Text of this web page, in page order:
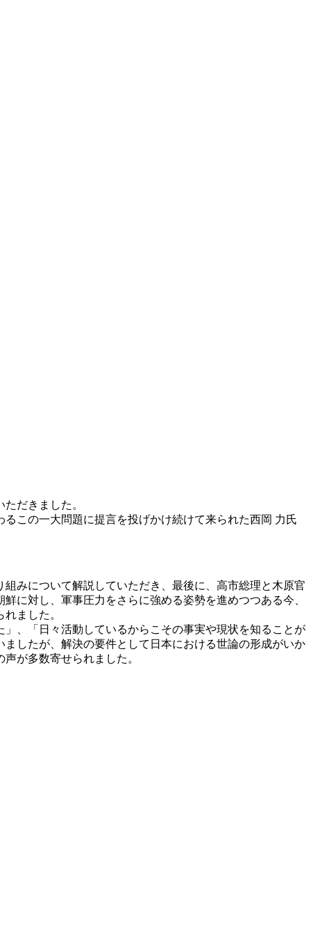
だきました。
この一大問題に提言を投げかけ続けて来られた西岡 力氏
みについて解説していただき、最後に、高市総理と木原官
に対し、軍事圧力をさらに強める姿勢を進めつつある今、
ました。
、「日々活動しているからこその事実や現状を知ることが
したが、解決の要件として日本における世論の形成がいか
が多数寄せられました。